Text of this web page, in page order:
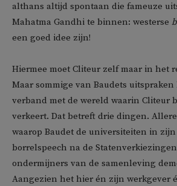
althans altijd spontaan die fameuze
Mahatma Gandhi te binnen: westerse
een goed idee zijn!
Hiermee moet Cliteur zelf maar in het
Maar sommige van Baudets
verband met de wereld waarin Cliteur
verkeert. Dat betreft drie dingen.
waarop Baudet de universiteiten in
borrelspeech na de
ondermijners van de samenleving
Aangezien het hier én zijn werkgever